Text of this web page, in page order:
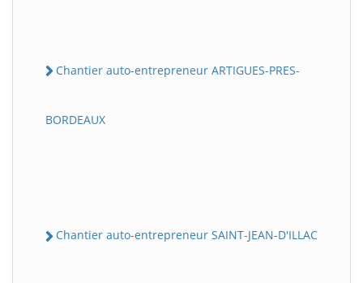
Chantier auto-entrepreneur ARTIGUES-PRES-
BORDEAUX
Chantier auto-entrepreneur SAINT-JEAN-D'ILLAC